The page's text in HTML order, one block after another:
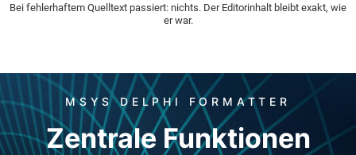
Bei fehlerhaftem Quelltext passiert: nichts. Der Editorinhalt bleibt exakt, wie
er war.
MSYS DELPHI FORMATTER
Zentrale Funktionen